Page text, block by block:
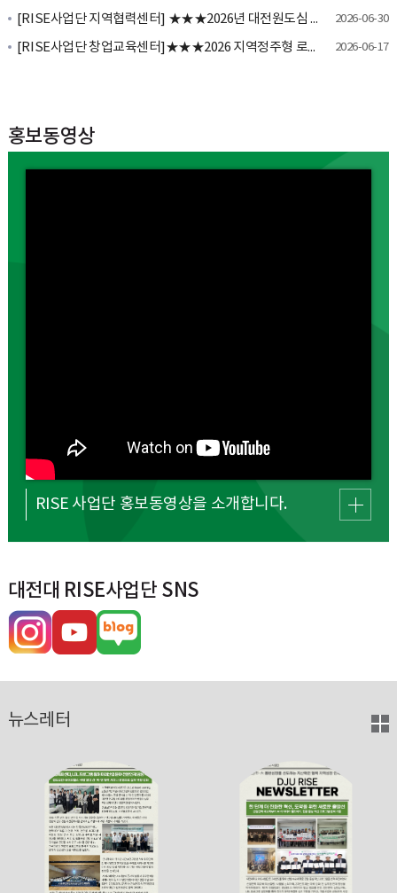
[RISE사업단 지역협력센터] ★★★2026년 대전원도심 들을거리를 찾아라! 홍보영상콘텐츠 뮤직비디오제작팀 모집 공고[~7. 12.(일) 24:00까지]★★★ 2026-06-30
[RISE사업단 창업교육센터]★★★2026 지역정주형 로컬 창업 활성화 1DAY 부트캠프 참가자 모집 안내 ~ 06.23.(화)★★★ 2026-06-17
홍보동영상
RISE 사업단 홍보동영상을 소개합니다.
대전대 RISE사업단 SNS
뉴스레터